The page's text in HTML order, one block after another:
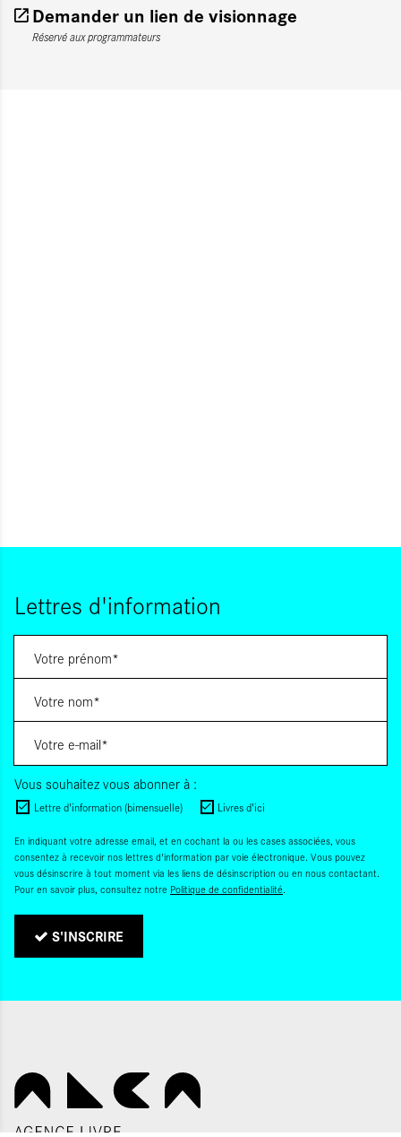
Demander un lien de visionnage
Réservé aux programmateurs
Lettres d'information
Vous souhaitez vous abonner à :
Lettre d'information (bimensuelle) Livres d'ici
En indiquant votre adresse email, et en cochant la ou les cases associées, vous
consentez à recevoir nos lettres d'information par voie électronique. Vous pouvez
vous désinscrire à tout moment via les liens de désinscription ou en nous contactant.
Pour en savoir plus, consultez notre Politique de confidentialité.
S'INSCRIRE